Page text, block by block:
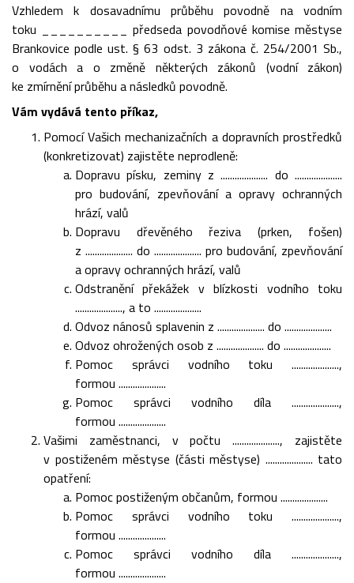
Vzhledem k dosavadnímu průběhu povodně na vodním
toku __________ předseda povodňové komise městyse
Brankovice podle ust. § 63 odst. 3 zákona č. 254/2001 Sb.,
o vodách a o změně některých zákonů (vodní zákon)
ke zmírnění průběhu a následků povodně.
Vám vydává tento příkaz,
Pomocí Vašich mechanizačních a dopravních prostředků
(konkretizovat) zajistěte neprodleně:
Dopravu písku, zeminy z .................... do ....................
pro budování, zpevňování a opravy ochranných
hrází, valů
Dopravu dřevěného řeziva (prken, fošen)
z .................... do .................... pro budování, zpevňování
a opravy ochranných hrází, valů
Odstranění překážek v blízkosti vodního toku
...................., a to ....................
Odvoz nánosů splavenin z .................... do ....................
Odvoz ohrožených osob z .................... do ....................
Pomoc správci vodního toku ....................,
formou ....................
Pomoc správci vodního díla ....................,
formou ....................
Vašimi zaměstnanci, v počtu ...................., zajistěte
v postiženém městyse (části městyse) .................... tato
opatření:
Pomoc postiženým občanům, formou ....................
Pomoc správci vodního toku ....................,
formou ....................
Pomoc správci vodního díla ....................,
formou ....................